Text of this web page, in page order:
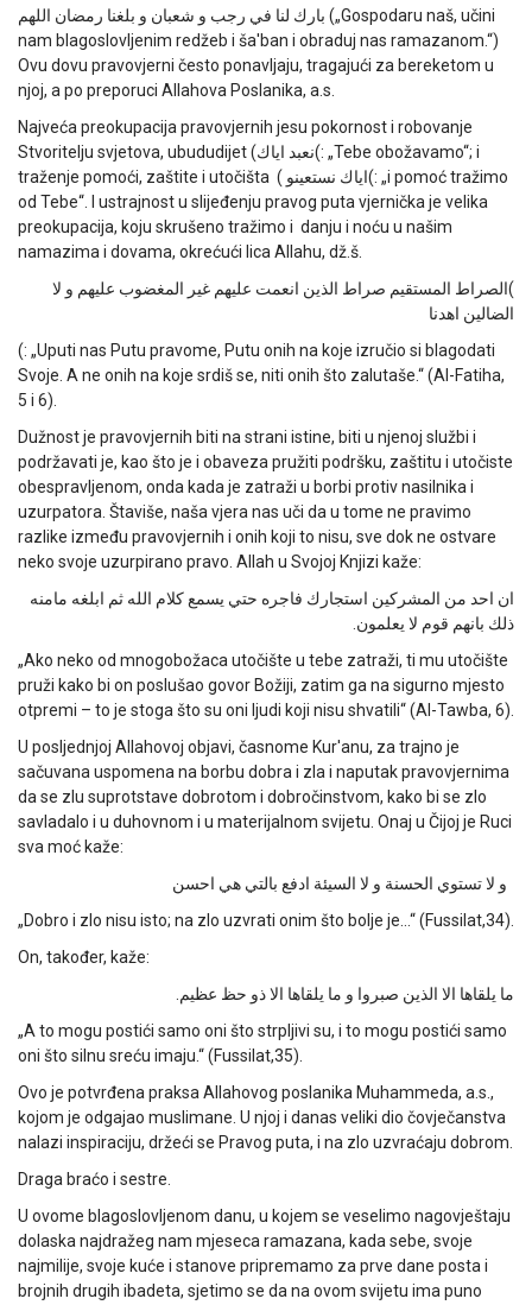
بارك لنا في رجب و شعبان و بلغنا رمضان اللهم („Gospodaru naš, učini
nam blagoslovljenim redžeb i ša'ban i obraduj nas ramazanom.“)
Ovu dovu pravovjerni često ponavljaju, tragajući za bereketom u
njoj, a po preporuci Allahova Poslanika, a.s.
Najveća preokupacija pravovjernih jesu pokornost i robovanje
Stvoritelju svjetova, ubududijet (نعبد اياك(: „Tebe obožavamo“; i
traženje pomoći, zaštite i utočišta ( اياك نستعينو(: „i pomoć tražimo
od Tebe“. I ustrajnost u slijeđenju pravog puta vjernička je velika
preokupacija, koju skrušeno tražimo i danju i noću u našim
namazima i dovama, okrećući lica Allahu, dž.š.
(الصراط المستقيم صراط الذين انعمت عليهم غير المغضوب عليهم و لا
الضالين اهدنا
(: „Uputi nas Putu pravome, Putu onih na koje izručio si blagodati
Svoje. A ne onih na koje srdiš se, niti onih što zalutaše.“ (Al-Fatiha,
5 i 6).
Dužnost je pravovjernih biti na strani istine, biti u njenoj službi i
podržavati je, kao što je i obaveza pružiti podršku, zaštitu i utočiste
obespravljenom, onda kada je zatraži u borbi protiv nasilnika i
uzurpatora. Štaviše, naša vjera nas uči da u tome ne pravimo
razlike između pravovjernih i onih koji to nisu, sve dok ne ostvare
neko svoje uzurpirano pravo. Allah u Svojoj Knjizi kaže:
ان احد من المشركين استجارك فاجره حتي يسمع كلام الله ثم ابلغه مامنه
ذلك بانهم قوم لا يعلمون.
„Ako neko od mnogobožaca utočište u tebe zatraži, ti mu utočište
pruži kako bi on poslušao govor Božiji, zatim ga na sigurno mjesto
otpremi – to je stoga što su oni ljudi koji nisu shvatili“ (Al-Tawba, 6).
U posljednjoj Allahovoj objavi, časnome Kur'anu, za trajno je
sačuvana uspomena na borbu dobra i zla i naputak pravovjernima
da se zlu suprotstave dobrotom i dobročinstvom, kako bi se zlo
savladalo i u duhovnom i u materijalnom svijetu. Onaj u Čijoj je Ruci
sva moć kaže:
و لا تستوي الحسنة و لا السيئة ادفع بالتي هي احسن
„Dobro i zlo nisu isto; na zlo uzvrati onim što bolje je…“ (Fussilat,34).
On, također, kaže:
ما يلقاها الا الذين صبروا و ما يلقاها الا ذو حظ عظيم.
„A to mogu postići samo oni što strpljivi su, i to mogu postići samo
oni što silnu sreću imaju.“ (Fussilat,35).
Ovo je potvrđena praksa Allahovog poslanika Muhammeda, a.s.,
kojom je odgajao muslimane. U njoj i danas veliki dio čovječanstva
nalazi inspiraciju, držeći se Pravog puta, i na zlo uzvraćaju dobrom.
Draga braćo i sestre.
U ovome blagoslovljenom danu, u kojem se veselimo nagovještaju
dolaska najdražeg nam mjeseca ramazana, kada sebe, svoje
najmilije, svoje kuće i stanove pripremamo za prve dane posta i
brojnih drugih ibadeta, sjetimo se da na ovom svijetu ima puno